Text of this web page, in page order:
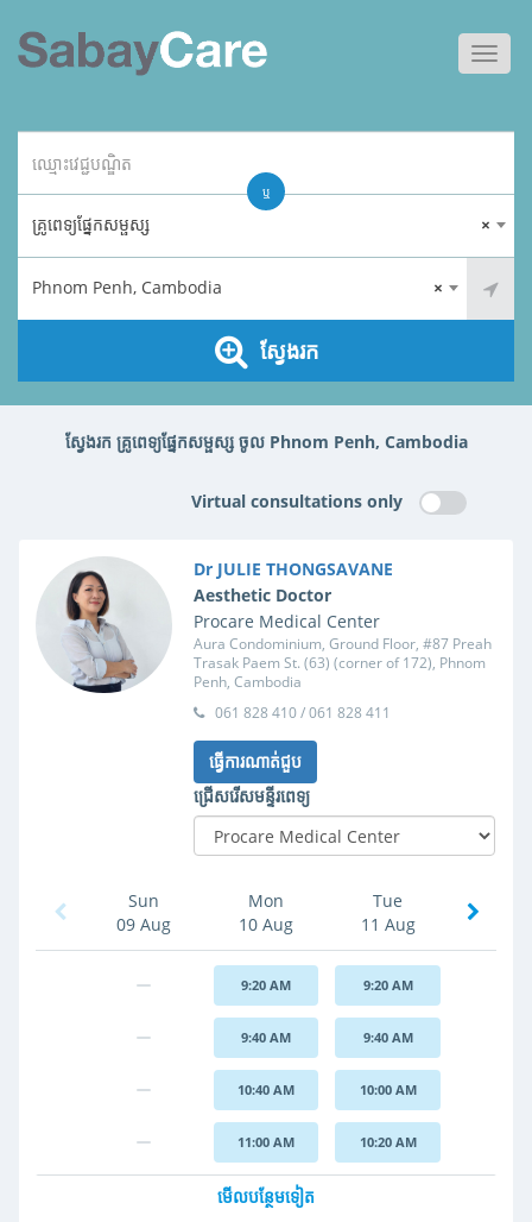
×
គ្រូពេទ្យ​ផ្នែកសម្ផស្ស
×
Phnom Penh, Cambodia
ស្វែងរក
ឬ
ស្វែងរក គ្រូពេទ្យ​ផ្នែកសម្ផស្ស ចូល Phnom Penh, Cambodia
Virtual consultations only
Dr JULIE THONGSAVANE
Aesthetic Doctor
Procare Medical Center
Aura Condominium, Ground Floor, #87 Preah
Trasak Paem St. (63) (corner of 172), Phnom
Penh, Cambodia
061 828 410 / 061 828 411
ធ្វើការណាត់ជួប
ជ្រើសរើសមន្ទីរពេទ្យ
Sun
09 Aug
Mon
10 Aug
9:20 AM
9:40 AM
10:40 AM
11:00 AM
Tue
11 Aug
9:20 AM
9:40 AM
10:00 AM
10:20 AM
មើលបន្ថែមទៀត